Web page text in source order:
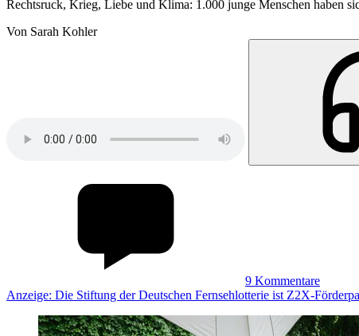
Rechtsruck, Krieg, Liebe und Klima: 1.000 junge Menschen haben
Von Sarah Kohler
9 Kommentare
Anzeige: Die Stiftung der Deutschen Fernsehlotterie ist Z2X-